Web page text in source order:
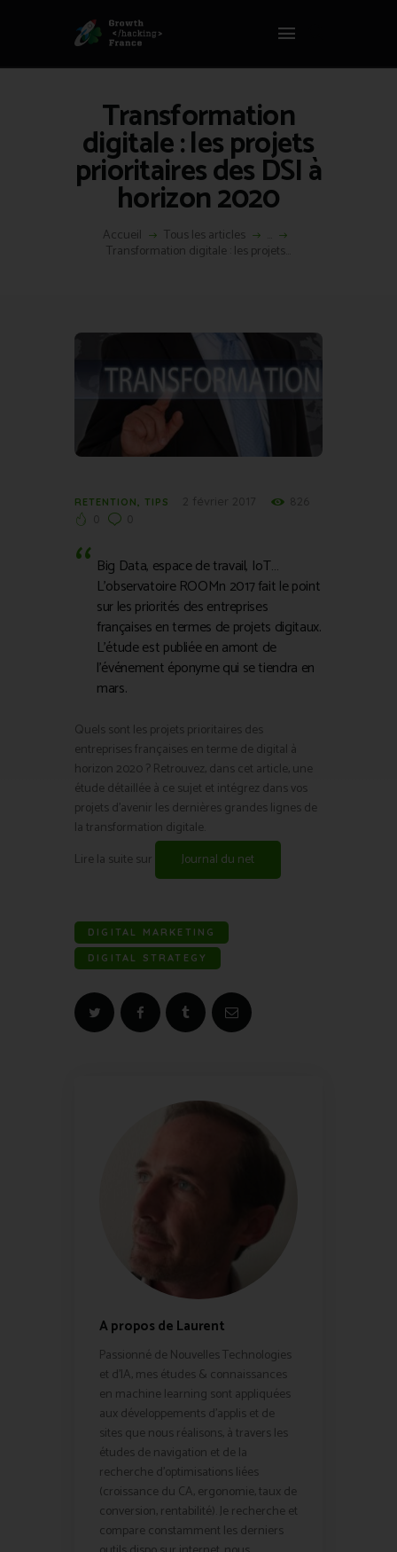
Transformation
digitale : les projets
prioritaires des DSI à
horizon 2020
Accueil Tous les articles
Transformation digitale : les projets...
GROWTH HACKING FRANCE
ACCUEIL
HACKS
VOUS ÊTES ?
RESSOURCES
L’AGENCE
ÉTHIQUE
RETENTION, TIPS
Big Data, espace de travail, IoT…
L’observatoire ROOMn 2017 fait le point
sur les priorités des entreprises
françaises en termes de projets digitaux.
L’étude est publiée en amont de
l’événement éponyme qui se tiendra en
mars.
Quels sont les projets prioritaires des
entreprises françaises en terme de digital à
horizon 2020 ? Retrouvez, dans cet article, une
étude détaillée à ce sujet et intégrez dans vos
projets d’avenir les dernières grandes lignes de
la transformation digitale.
Lire la suite sur
Journal du net
DIGITAL MARKETING
DIGITAL STRATEGY
A propos de Laurent
Passionné de Nouvelles Technologies
et d'IA, mes études & connaissances
en machine learning sont appliquées
aux développements d'applis et de
sites que nous réalisons, à travers les
études de navigation et de la
recherche d'optimisations liées
(croissance du CA, ergonomie, taux de
conversion, rentabilité). Je recherche et
compare constamment les derniers